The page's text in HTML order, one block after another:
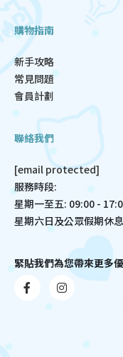
購物指南
新手攻略
常見問題
會員計劃
聯絡我們
[email protected]
服務時段:
星期一至五: 09:00 -
星期六日及公眾假期休息
緊貼我們為您帶來更多